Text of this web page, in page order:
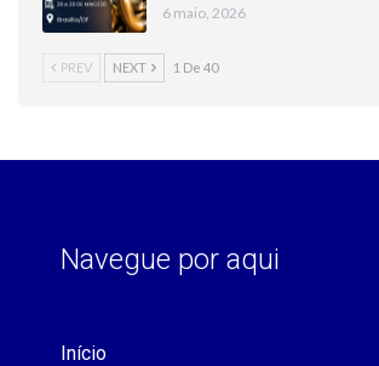
6 maio, 2026
PREV NEXT 1 De 40
Navegue por aqui
Início